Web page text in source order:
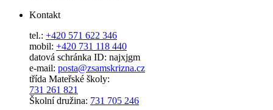
Kontakt
tel.: +420 571 622 346
mobil: +420 731 118 440
datová schránka ID: najxjgm
e-mail: posta@zsamskrizna.cz
třída Mateřské školy:
731 261 821
Školní družina: 731 705 246